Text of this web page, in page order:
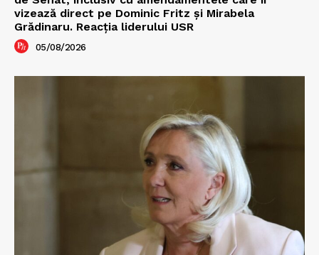
vizează direct pe Dominic Fritz și Mirabela
Grădinaru. Reacția liderului USR
05/08/2026